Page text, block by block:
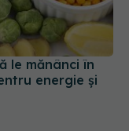
le mănânci în
energie și